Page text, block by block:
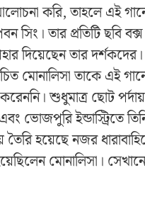
করি, তাহলে এই
তার প্রতিটি ছবি
দিয়েছেন তার দর্শকদের।
মোনালিসা তাকে এই
শুধুমাত্র ছোট
ভোজপুরি ইন্ডাস্ট্রিতে
হয়েছে নজর
মোনালিসা।